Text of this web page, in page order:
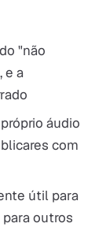
"não
e a
áudio
com
útil para
outros